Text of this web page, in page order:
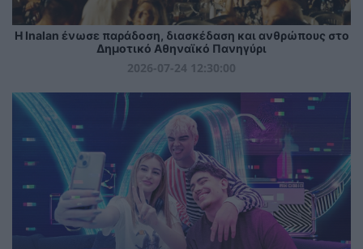
Η Inalan ένωσε παράδοση, διασκέδαση και ανθρώπους στο
Δημοτικό Αθηναϊκό Πανηγύρι
2026-07-24 12:30:00